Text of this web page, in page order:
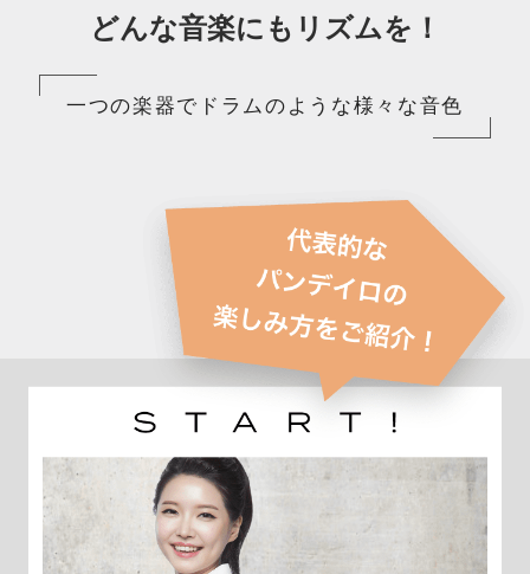
どんな音楽にもリズムを！
一つの楽器でドラムのような様々な音色